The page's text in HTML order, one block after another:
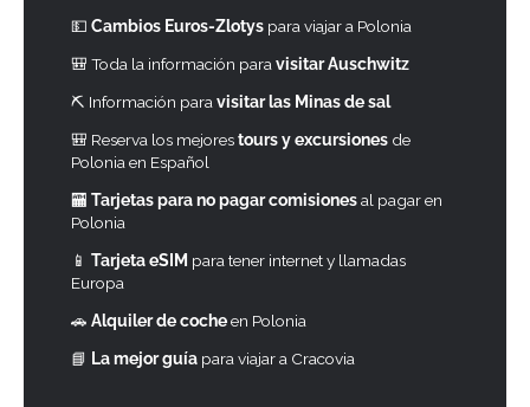
💵 Cambios Euros-Zlotys para viajar a Polonia
🎒 Toda la información para visitar Auschwitz
⛏ Información para visitar las Minas de sal
🎒 Reserva los mejorestours y excursiones de
Polonia en Español
🏧 Tarjetas para no pagar comisionesal pagar en
Polonia
📱 Tarjeta eSIM para tener internet y llamadas
Europa
🚗 Alquiler de cocheen Polonia
📘 La mejor guía para viajar a Cracovia